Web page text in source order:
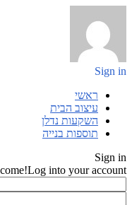
Sign in
ראשי
עיצוב הבית
השקעות נדלן
תוספות בנייה
Sign in
Log into your account